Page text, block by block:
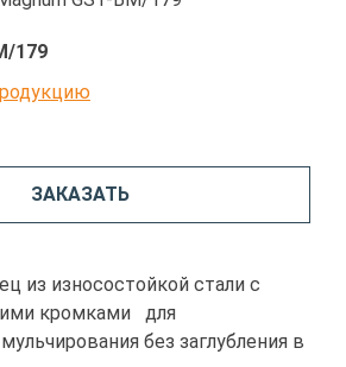
179
ЗАКАЗАТЬ
из износостойкой стали c
кромками для
без заглубления в